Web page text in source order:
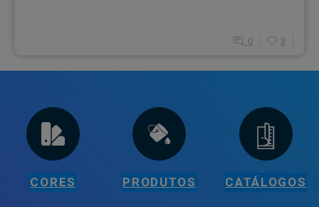
0 3
CORES PRODUTOS CATÁLOGOS